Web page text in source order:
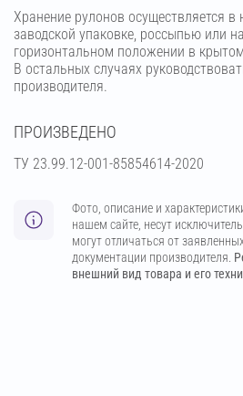
Хранение рулонов осуществляется в
заводской упаковке, россыпью или
горизонтальном положении в
В остальных случаях
производителя.
ПРОИЗВЕДЕНО
ТУ 23.99.12-001-85854614-2020
Фото, описание и
нашем сайте, несут
могут отличаться от
документации производителя.
внешний вид товара и его